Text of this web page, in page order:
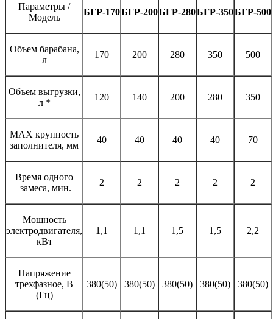
Параметры /
Модель
БГР-170БГР-200БГР-280БГР-350БГР-500
Объем барабана,
л
170 200 280 350 500
Объем выгрузки,
л *
120 140 200 280 350
MAX крупность
заполнителя, мм
40 40 40 40 70
Время одного
замеса, мин.
2 2 2 2 2
Мощность
электродвигателя,
кВт
1,1 1,1 1,5 1,5 2,2
Напряжение
трехфазное, В
(Гц)
380(50) 380(50) 380(50) 380(50) 380(50)